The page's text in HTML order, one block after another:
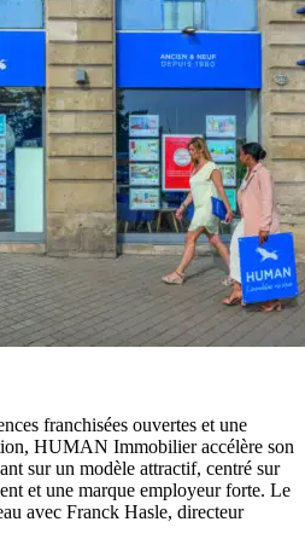
franchisées ouvertes et une
HUMAN Immobilier accélère son
sur un modèle attractif, centré sur
et une marque employeur forte. Le
avec Franck Hasle, directeur